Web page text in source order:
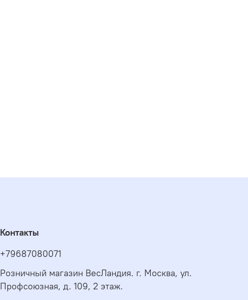
Контакты
+79687080071
Розничный магазин ВесЛандия. г. Москва, ул.
Профсоюзная, д. 109, 2 этаж.